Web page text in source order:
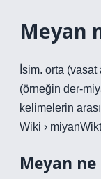
Meyan
İsim. orta (vasat
(örneğin der-
kelimelerin
Wiki ›
Meyan ne